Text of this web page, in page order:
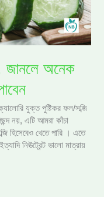
জানলে অনেক
যুক্ত পুষ্টিকর ফল/সব্জি
নয়, এটি আমরা কাঁচা
হিসেবেও খেতে পারি । এতে
নিঊট্রেন্ট ভালো মাত্রায়